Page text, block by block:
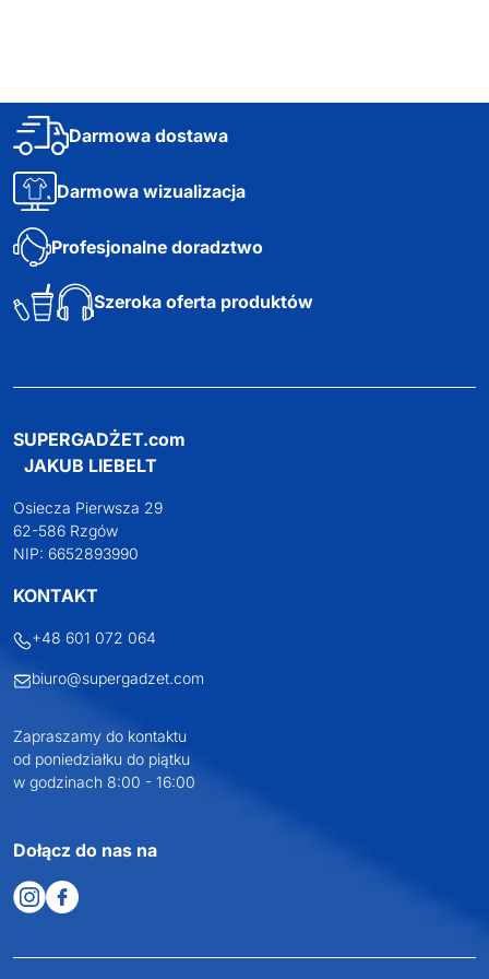
Darmowa dostawa
Darmowa wizualizacja
Profesjonalne doradztwo
Szeroka oferta produktów
SUPERGADŻET.com
JAKUB LIEBELT
Osiecza Pierwsza 29
62-586 Rzgów
NIP: 6652893990
KONTAKT
+48 601 072 064
biuro@supergadzet.com
Zapraszamy do kontaktu
od poniedziałku do piątku
w godzinach 8:00 - 16:00
Dołącz do nas na